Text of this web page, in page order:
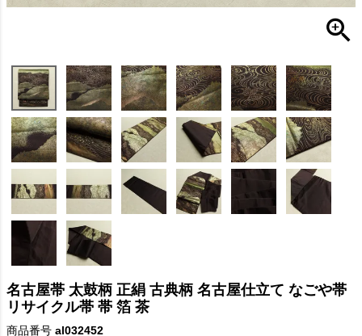
名古屋帯 太鼓柄 正絹 古典柄 名古屋仕立て なごや帯
リサイクル帯 帯 箔 茶
商品番号 al032452